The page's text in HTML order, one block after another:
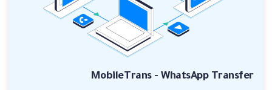
MobileTrans - WhatsApp Transfer